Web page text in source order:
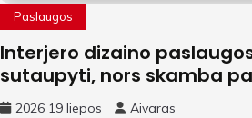
Paslaugos
Interjero dizaino
sutaupyti, nors skamba
2026 19 liepos Aivaras